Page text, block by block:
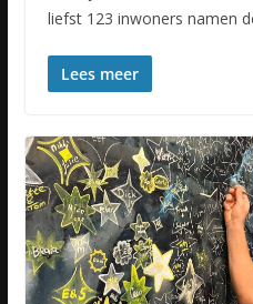
liefst 123 inwoners namen
Lees meer